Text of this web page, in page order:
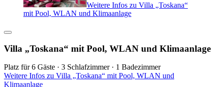
Weitere Infos zu Villa „Toskana“
mit Pool, WLAN und Klimaanlage
Villa „Toskana“ mit Pool, WLAN und Klimaanlage
Platz für 6 Gäste · 3 Schlafzimmer · 1 Badezimmer
Weitere Infos zu Villa „Toskana“ mit Pool, WLAN und
Klimaanlage